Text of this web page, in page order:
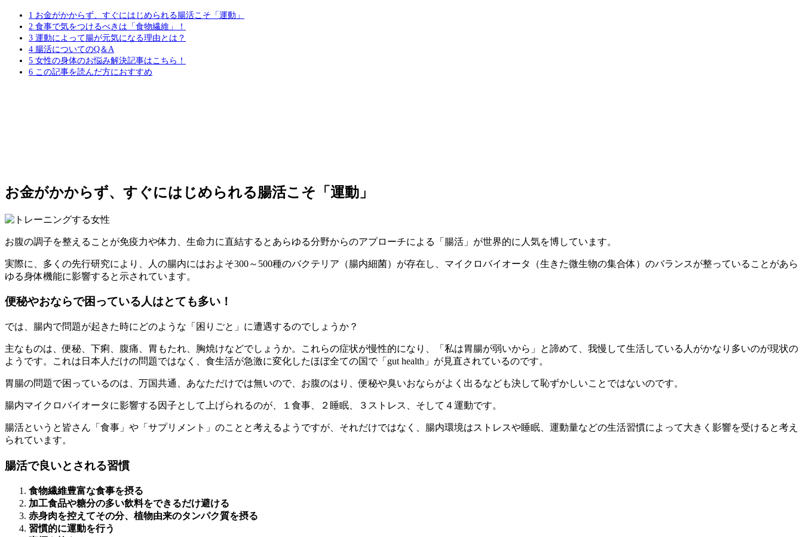
1 お金がかからず、すぐにはじめられる腸活こそ「運動」
2 食事で気をつけるべきは「食物繊維」！
3 運動によって腸が元気になる理由とは？
4 腸活についてのQ＆A
5 女性の身体のお悩み解決記事はこちら！
6 この記事を読んだ方におすすめ
お金がかからず、すぐにはじめられる腸活こそ「運動」
お腹の調子を整えることが免疫力や体力、生命力に直結するとあらゆる分野からのアプローチによる「腸活」が世界的に人気を博しています。
実際に、多くの先行研究により、人の腸内にはおよそ300～500種のバクテリア（腸内細菌）が存在し、マイクロバイオータ（生きた微生物の集合体）のバランスが整っていることがあら
ゆる身体機能に影響すると示されています。
便秘やおならで困っている人はとても多い！
では、腸内で問題が起きた時にどのような「困りごと」に遭遇するのでしょうか？
主なものは、便秘、下痢、腹痛、胃もたれ、胸焼けなどでしょうか。これらの症状が慢性的になり、「私は胃腸が弱いから」と諦めて、我慢して生活している人がかなり多いのが現状の
ようです。これは日本人だけの問題ではなく、食生活が急激に変化したほぼ全ての国で「gut health」が見直されているのです。
胃腸の問題で困っているのは、万国共通、あなただけでは無いので、お腹のはり、便秘や臭いおならがよく出るなども決して恥ずかしいことではないのです。
腸内マイクロバイオータに影響する因子として上げられるのが、１食事、２睡眠、３ストレス、そして４運動です。
腸活というと皆さん「食事」や「サプリメント」のことと考えるようですが、それだけではなく、 腸内環境はストレスや睡眠、運動量などの生活習慣によって大きく影響を受ける と考え
られています。
腸活で良いとされる習慣
食物繊維豊富な食事を摂る
加工食品や糖分の多い飲料をできるだけ避ける
赤身肉を控えてその分、植物由来のタンパク質を摂る
習慣的に運動を行う